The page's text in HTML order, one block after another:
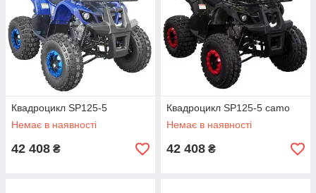
Квадроцикл SP125-5
Немає в наявності
42 408 ₴
Квадроцикл SP125-5 camo
Немає в наявності
42 408 ₴